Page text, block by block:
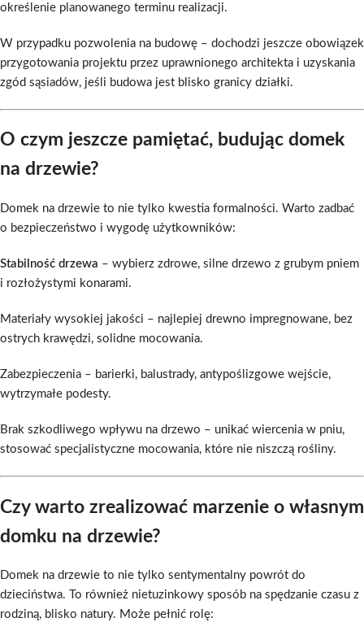
określenie planowanego terminu realizacji.
W przypadku pozwolenia na budowę – dochodzi jeszcze obowiązek
przygotowania projektu przez uprawnionego architekta i uzyskania
zgód sąsiadów, jeśli budowa jest blisko granicy działki.
O czym jeszcze pamiętać, budując domek
na drzewie?
Domek na drzewie to nie tylko kwestia formalności. Warto zadbać
o bezpieczeństwo i wygodę użytkowników:
Stabilność drzewa – wybierz zdrowe, silne drzewo z grubym pniem
i rozłożystymi konarami.
Materiały wysokiej jakości – najlepiej drewno impregnowane, bez
ostrych krawędzi, solidne mocowania.
Zabezpieczenia – barierki, balustrady, antypoślizgowe wejście,
wytrzymałe podesty.
Brak szkodliwego wpływu na drzewo – unikać wiercenia w pniu,
stosować specjalistyczne mocowania, które nie niszczą rośliny.
Czy warto zrealizować marzenie o własnym
domku na drzewie?
Domek na drzewie to nie tylko sentymentalny powrót do
dzieciństwa. To również nietuzinkowy sposób na spędzanie czasu z
rodziną, blisko natury. Może pełnić rolę: